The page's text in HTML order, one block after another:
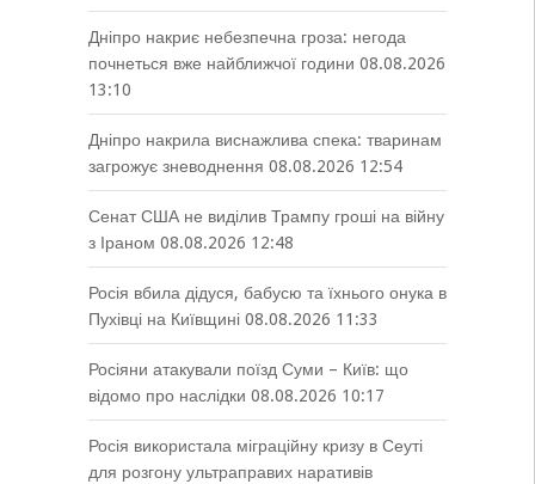
Дніпро накриє небезпечна гроза: негода
почнеться вже найближчої години 08.08.2026
13:10
Дніпро накрила виснажлива спека: тваринам
загрожує зневоднення 08.08.2026 12:54
Сенат США не виділив Трампу гроші на війну
з Іраном 08.08.2026 12:48
Росія вбила дідуся, бабусю та їхнього онука в
Пухівці на Київщині 08.08.2026 11:33
Росіяни атакували поїзд Суми – Київ: що
відомо про наслідки 08.08.2026 10:17
Росія використала міграційну кризу в Сеуті
для розгону ультраправих наративів